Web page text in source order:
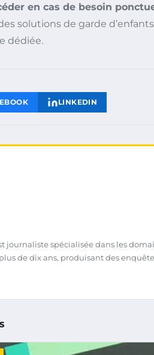
en cas de besoin
solutions de garde
dédiée.
LINKEDIN
journaliste spécialisée dans les
de dix ans, produisant des